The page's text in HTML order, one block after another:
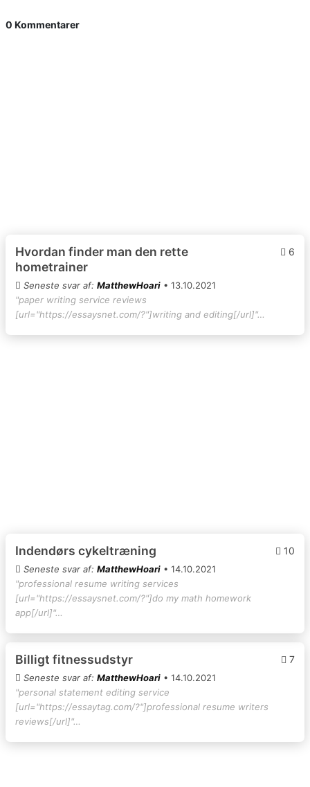
0 Kommentarer
Hvordan finder man den rette
hometrainer
6
Seneste svar af: MatthewHoari • 13.10.2021
"paper writing service reviews
[url="https://essaysnet.com/?"]writing and editing[/url]"…
Indendørs cykeltræning 10
Seneste svar af: MatthewHoari • 14.10.2021
"professional resume writing services
[url="https://essaysnet.com/?"]do my math homework
app[/url]"…
Billigt fitnessudstyr 7
Seneste svar af: MatthewHoari • 14.10.2021
"personal statement editing service
[url="https://essaytag.com/?"]professional resume writers
reviews[/url]"…